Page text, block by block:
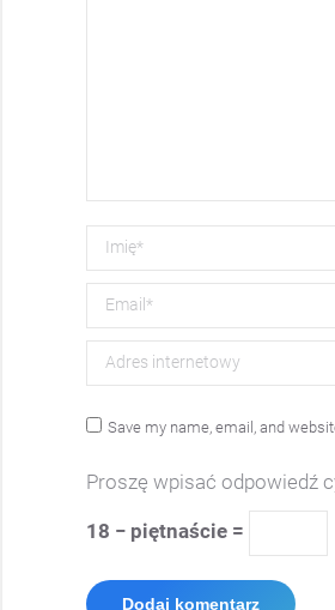
Imię *
Email *
Adres internetowy
Save my name, email, and
Proszę wpisać odpowiedź
18 − piętnaście =
Dodaj komentarz